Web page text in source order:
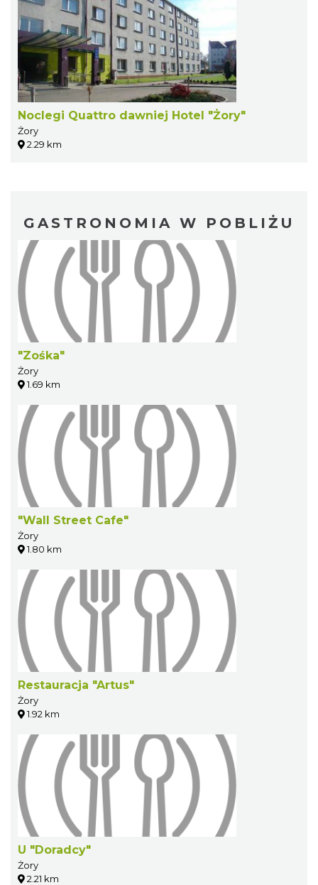
Noclegi Quattro dawniej Hotel "Żory"
Żory
2.29 km
GASTRONOMIA W POBLIŻU
"Zośka"
Żory
1.69 km
"Wall Street Cafe"
Żory
1.80 km
Restauracja "Artus"
Żory
1.92 km
U "Doradcy"
Żory
2.21 km